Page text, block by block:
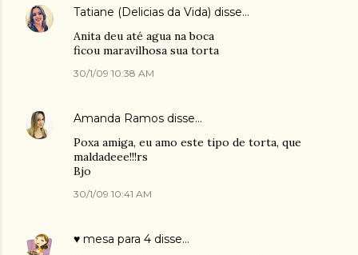
Tatiane (Delicias da Vida) disse…
Anita deu até agua na boca
ficou maravilhosa sua torta
30/1/09 10:38 AM
Amanda Ramos disse…
Poxa amiga, eu amo este tipo de torta, que
maldadeee!!!rs
Bjo
30/1/09 10:41 AM
♥ mesa para 4 disse…